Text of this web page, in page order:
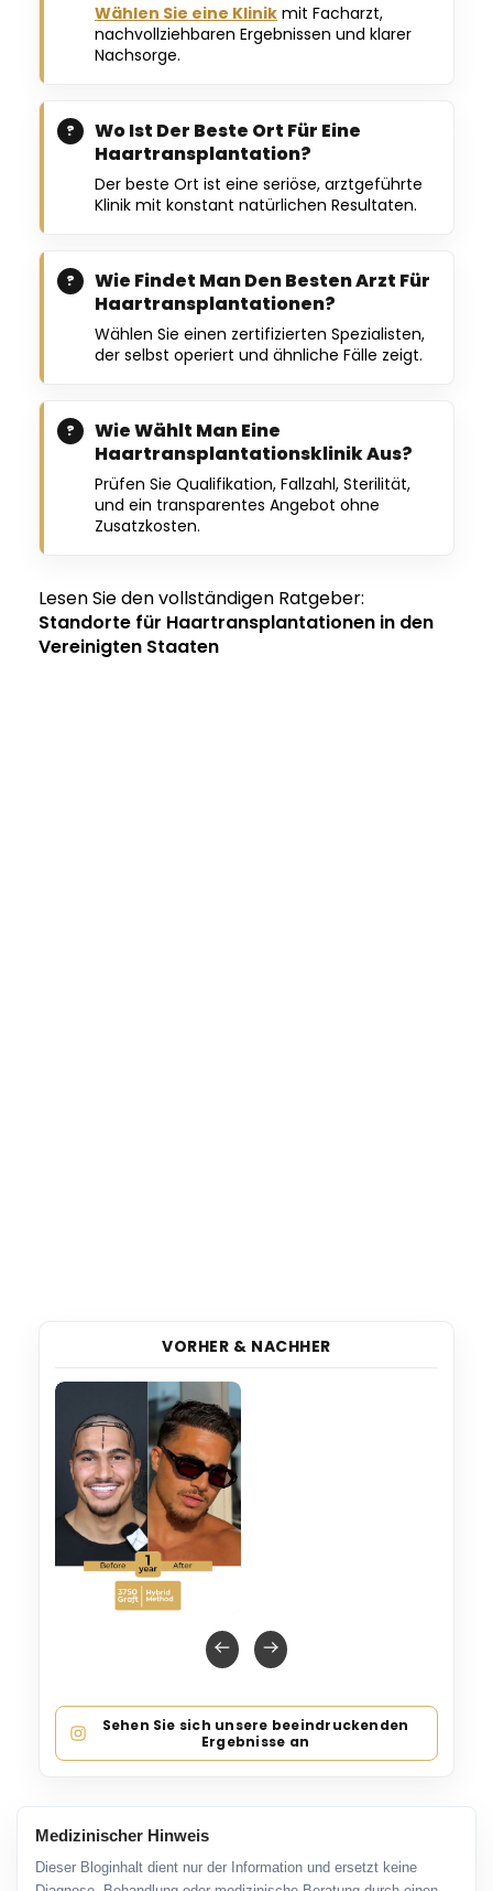
Wählen Sie eine Klinik mit Facharzt,
nachvollziehbaren Ergebnissen und klarer
Nachsorge.
Wo Ist Der Beste Ort Für Eine
Haartransplantation?
Der beste Ort ist eine seriöse, arztgeführte
Klinik mit konstant natürlichen Resultaten.
Wie Findet Man Den Besten Arzt Für
Haartransplantationen?
Wählen Sie einen zertifizierten Spezialisten,
der selbst operiert und ähnliche Fälle zeigt.
Wie Wählt Man Eine
Haartransplantationsklinik Aus?
Prüfen Sie Qualifikation, Fallzahl, Sterilität,
und ein transparentes Angebot ohne
Zusatzkosten.
Lesen Sie den vollständigen Ratgeber:
Standorte für Haartransplantationen in den
Vereinigten Staaten
VORHER & NACHHER
Sehen Sie sich unsere beeindruckenden
Ergebnisse an
Medizinischer Hinweis
Dieser Bloginhalt dient nur der Information und ersetzt keine